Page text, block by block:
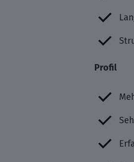
Profil